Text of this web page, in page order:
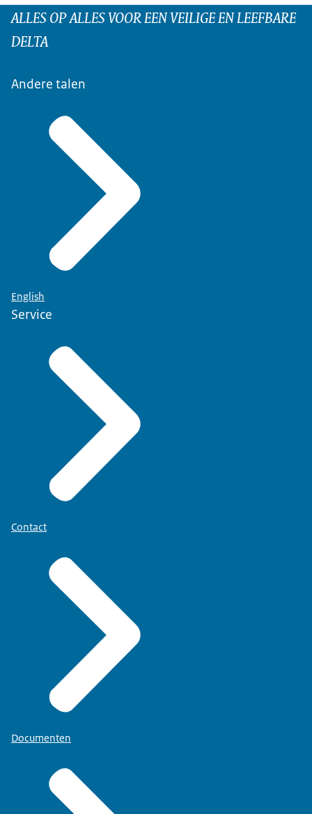
Bezoekadres staf deltacommissaris
Zurichtoren, 16e verdieping, Muzenstraat
ALLES OP ALLES VOOR EEN VEILIGE EN LEEFBARE
DELTA
Andere talen
English
Service
Contact
Documenten